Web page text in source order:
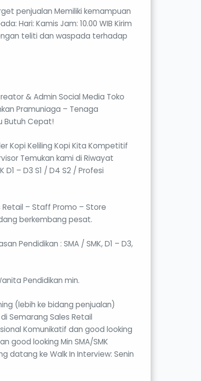
penjualan Memiliki kemampuan
Hari: Kamis Jam: 10.00 WIB Kirim
teliti dan waspada terhadap
& Admin Social Media Toko
Pramuniaga – Tenaga
Butuh Cepat!
Kopi Keliling Kopi Kita Kompetitif
Temukan kami di Riwayat
– D3 S1 / D4 S2 / Profesi
Retail – Staff Promo – Store
berkembang pesat.
Pendidikan : SMA / SMK, D1 – D3,
Pendidikan min.
(lebih ke bidang penjualan)
Semarang Sales Retail
Komunikatif dan good looking
good looking Min SMA/SMK
datang ke Walk In Interview: Senin